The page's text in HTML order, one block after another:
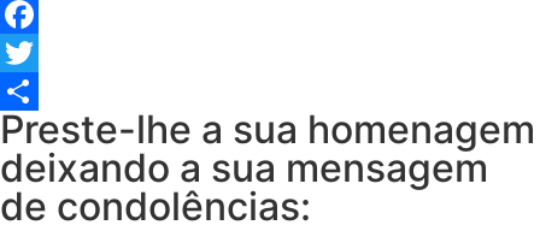
Facebook
Twitter
Share
Preste-lhe a sua homenagem
deixando a sua mensagem
de condolências: